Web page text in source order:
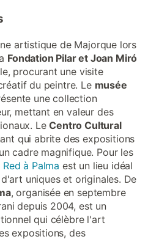
artistique de Majorque lors
Fondation Pilar et Joan Miró
procurant une visite
du peintre. Le musée
une collection
mettant en valeur des
LeCentro Cultural
qui abrite des expositions
cadre magnifique. Pour les
à Palma est un lieu idéal
uniques et originales. De
, organisée en septembre
depuis 2004, est un
qui célèbre l'art
expositions, des